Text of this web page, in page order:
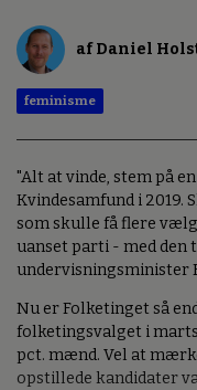
af Daniel
feminisme
"Alt at vinde, stem på
Kvindesamfund i 2019.
som skulle få flere
uanset parti - med
undervisningsminister
Nu erFolketinget så
folketingsvalget i
pct. mænd. Vel at
opstillede kandidater